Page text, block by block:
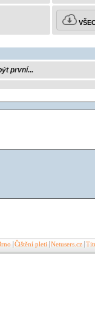
první...
Čištění pleti Netusers.cz